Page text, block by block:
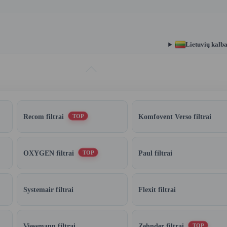
Lietuvių kalba
Recom filtrai TOP Komfovent Verso filtrai
OXYGEN filtrai TOP Paul filtrai
Systemair filtrai Flexit filtrai
TOP